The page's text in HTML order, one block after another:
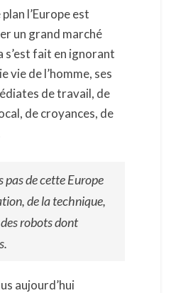
l’Europe est
un grand marché
s’est fait en ignorant
vie de l’homme, ses
de travail, de
de croyances, de
pas de cette Europe
de la technique,
robots dont
aujourd’hui